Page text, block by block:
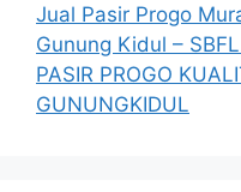
Jual Pasir Progo
Gunung Kidul –
PASIR PROGO
GUNUNGKIDUL